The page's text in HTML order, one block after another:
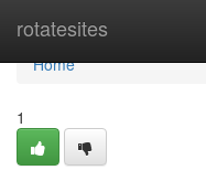
rotatesites
Home
Home
1